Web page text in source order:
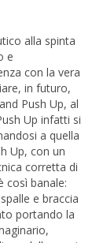
alla spinta
e
con la vera
in futuro,
Push Up, al
Up infatti si
a quella
Up, con un
corretta di
così banale:
e braccia
portando la